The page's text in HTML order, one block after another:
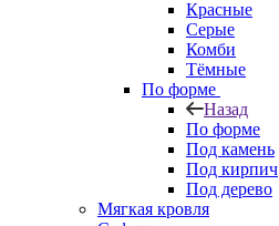
Красные
Серые
Комби
Тёмные
По форме
Назад
По форме
Под камень
Под кирпич
Под дерево
Мягкая кровля